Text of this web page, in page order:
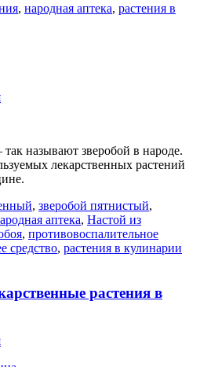
, народная аптека, растения в
так называют зверобой в народе.
лекарственных растений
, зверобой пятнистый,
аптека, Настой из
, противовоспалительное
средство, растения в кулинарии
растения в